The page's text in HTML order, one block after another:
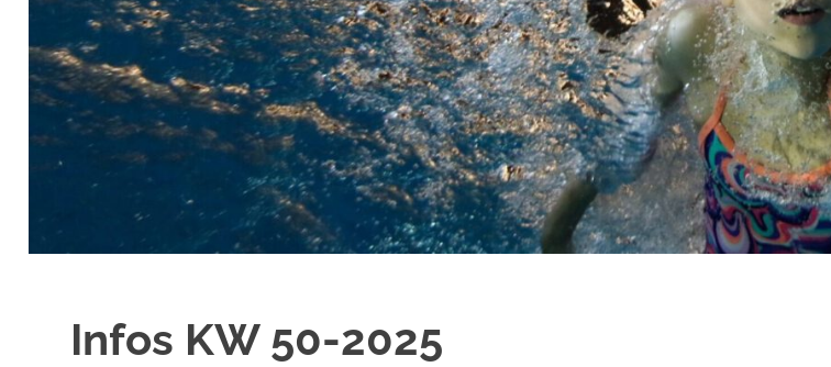
Infos KW 50-2025